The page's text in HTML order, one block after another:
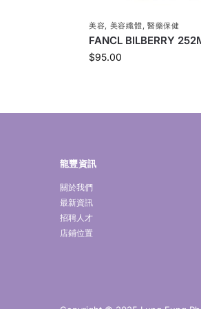
美容, 美容纖體, 醫藥保健
FANCL BILBERRY
$95.00
龍豐資訊
關於我們
最新資訊
招聘人才
店鋪位置